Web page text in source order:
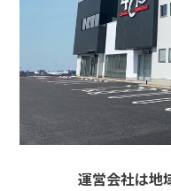
運営会社は地